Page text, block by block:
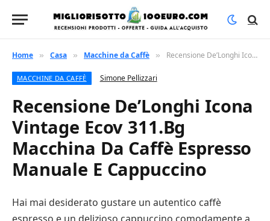
Home » Casa » Macchine da Caffè » Recensione De’Longhi Icona Vintage Ecov 311.Bg Macchina Da Caffè Espresso Manuale E Cappuccino
MACCHINE DA CAFFÈ Simone Pellizzari
Recensione De’Longhi Icona
Vintage Ecov 311.Bg
Macchina Da Caffè Espresso
Manuale E Cappuccino
Hai mai desiderato gustare un autentico caffè